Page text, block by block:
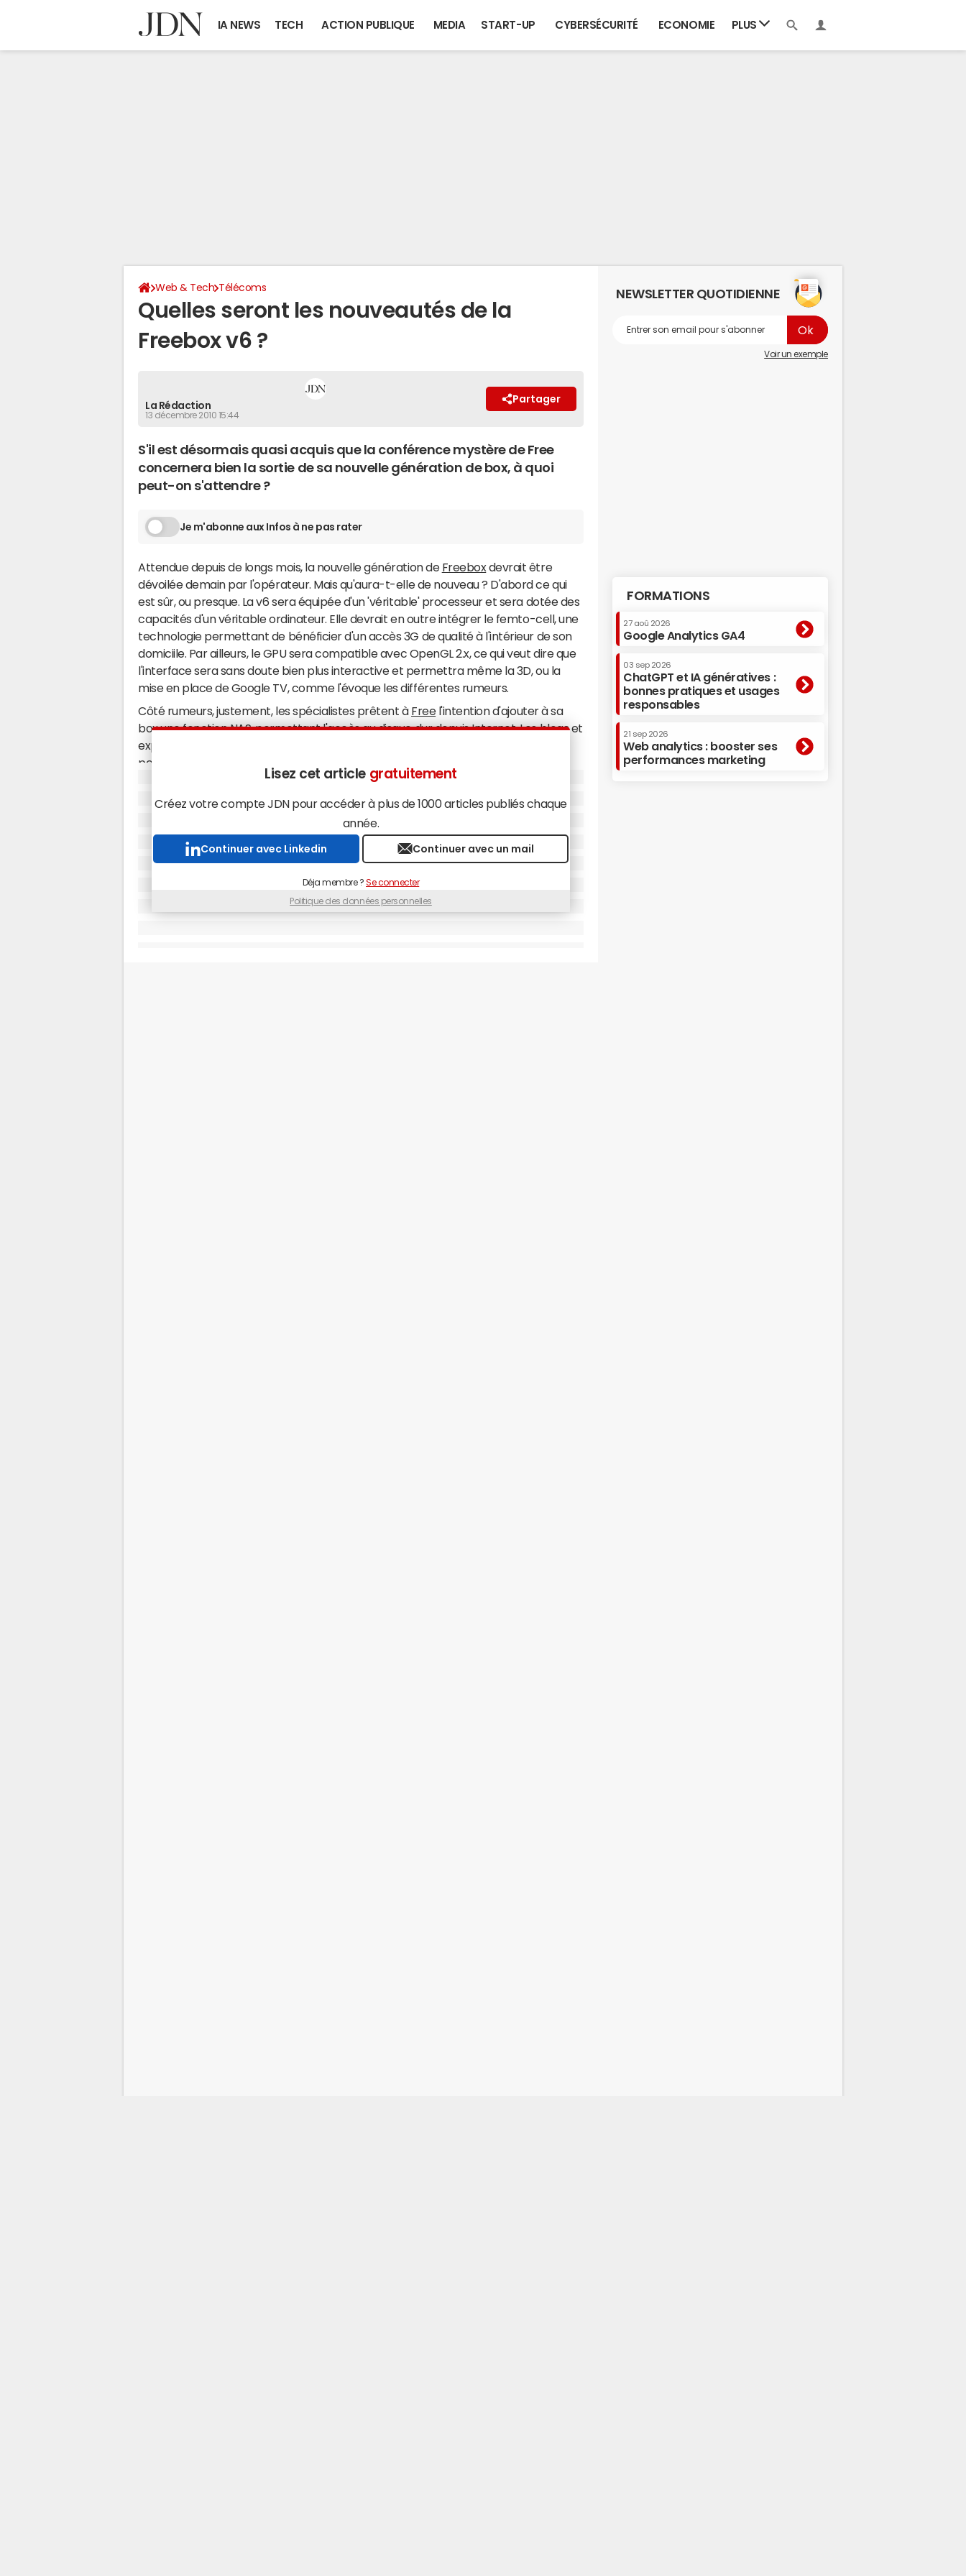
IA NEWS TECH ACTION PUBLIQUE MEDIA START-UP CYBERSÉCURITÉ ECONOMIE PLUS
Web & Tech Télécoms
Quelles seront les nouveautés de la
Freebox v6 ?
La Rédaction
13 décembre 2010 15:44
Partager
S'il est désormais quasi acquis que la conférence mystère de Free
concernera bien la sortie de sa nouvelle génération de box, à quoi
peut-on s'attendre ?
Je m'abonne aux Infos à ne pas rater
Attendue depuis de longs mois, la nouvelle génération de Freeboxdevrait être
dévoilée demain par l'opérateur. Mais qu'aura-t-elle de nouveau ? D'abord ce qui
est sûr, ou presque. La v6 sera équipée d'un 'véritable' processeur et sera dotée des
capacités d'un véritable ordinateur. Elle devrait en outre intégrer le femto-cell, une
technologie permettant de bénéficier d'un accès 3G de qualité à l'intérieur de son
domiciile. Par ailleurs, le GPU sera compatible avec OpenGL 2.x, ce qui veut dire que
l'interface sera sans doute bien plus interactive et permettra même la 3D, ou la
mise en place de Google TV, comme l'évoque les différentes rumeurs.
Côté rumeurs, justement, les spécialistes prêtent à Freel'intention d'ajouter à sa
box une fonction NAS, permettant l'accès au disque dur depuis Internet. Les blogs et
experts évoquent aussi le développement de services de type Slingbox,
permettant d'accéder sur des terminaux mobile à ses chaînes TV en situation de
mobilité, mais aussi à sa musique. Ainsi que la présence d'un lecteur blu-ray et d'un
disque dur intégré d'au moins 160 Go.
A LIRE AILLEURS
OpenGL sur Wikipedia
Mais la principiale rumeur concerne une amélioration majeure
de ses débits DSL. En particulier de la mise en place de la
technologie DSL Phantom Mode, du californien
Assia. Une
100Mbits/s sur des lignes de cuivre. Côté utilisateurs, les
attentes sont fortes. A Free de démontrer demain qu'il n'a rien
Lisez cet article gratuitement
Créez votre compte JDN pour accéder à plus de 1000 articles publiés chaque
année.
Continuer avec Linkedin Continuer avec un mail
Déja membre ? Se connecter
Politique des données personnelles
NEWSLETTER QUOTIDIENNE
Voir un exemple
FORMATIONS
27 aoû 2026
Google Analytics GA4
03 sep 2026
ChatGPT et IA génératives :
bonnes pratiques et usages
responsables
21 sep 2026
Web analytics : booster ses
performances marketing